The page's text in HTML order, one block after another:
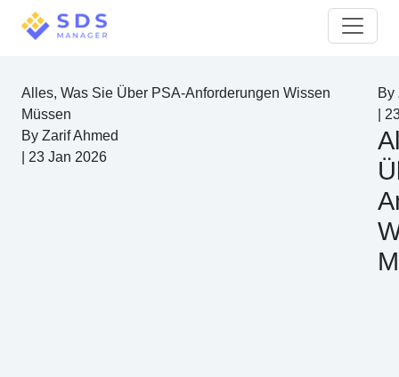
Alles, Was Sie Über PSA-Anforderungen Wissen
Müssen
By Zarif Ahmed
23 Jan 2026
By